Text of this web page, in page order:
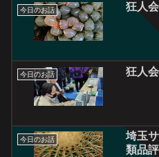
今日のお話 狂人
今日のお話 狂人
今日のお話
埼玉
類品